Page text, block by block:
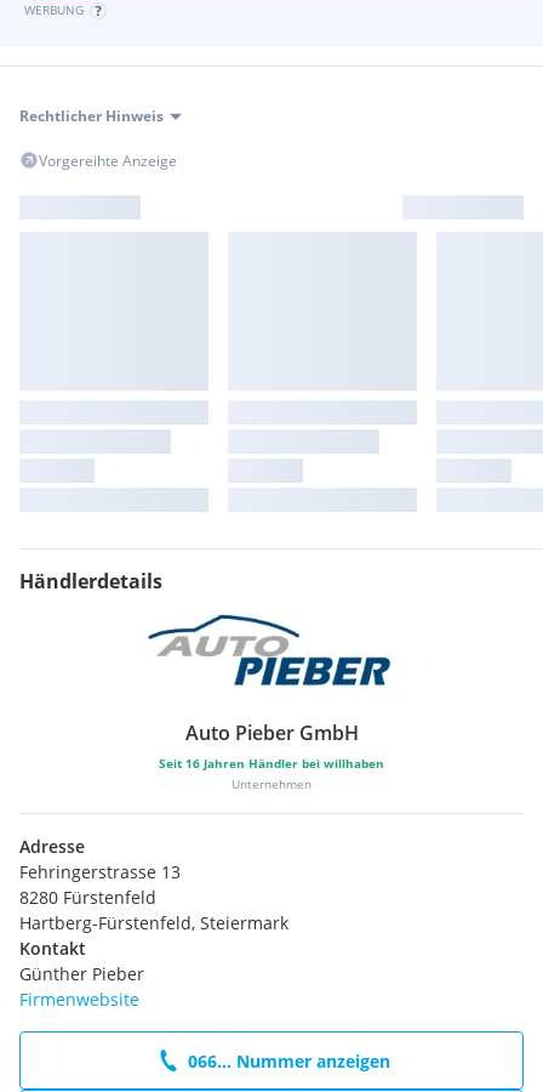
WERBUNG
Rechtlicher Hinweis
Vorgereihte Anzeige
Händlerdetails
Auto Pieber GmbH
Seit 16 Jahren Händler bei willhaben
Unternehmen
Adresse
Fehringerstrasse 13
8280 Fürstenfeld
Hartberg-Fürstenfeld, Steiermark
Kontakt
Günther Pieber
Firmenwebsite
066... Nummer anzeigen